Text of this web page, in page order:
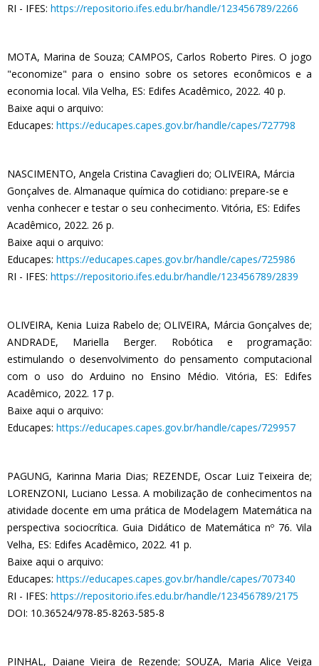
RI - IFES: https://repositorio.ifes.edu.br/handle/123456789/2266
MOTA, Marina de Souza; CAMPOS, Carlos Roberto Pires. O jogo
"economize" para o ensino sobre os setores econômicos e a
economia local. Vila Velha, ES: Edifes Acadêmico, 2022. 40 p.
Baixe aqui o arquivo:
Educapes: https://educapes.capes.gov.br/handle/capes/727798
NASCIMENTO, Angela Cristina Cavaglieri do; OLIVEIRA, Márcia
Gonçalves de. Almanaque química do cotidiano: prepare-se e
venha conhecer e testar o seu conhecimento. Vitória, ES: Edifes
Acadêmico, 2022. 26 p.
Baixe aqui o arquivo:
Educapes: https://educapes.capes.gov.br/handle/capes/725986
RI - IFES: https://repositorio.ifes.edu.br/handle/123456789/2839
OLIVEIRA, Kenia Luiza Rabelo de; OLIVEIRA, Márcia Gonçalves de;
ANDRADE, Mariella Berger. Robótica e programação:
estimulando o desenvolvimento do pensamento computacional
com o uso do Arduino no Ensino Médio. Vitória, ES: Edifes
Acadêmico, 2022. 17 p.
Baixe aqui o arquivo:
Educapes: https://educapes.capes.gov.br/handle/capes/729957
PAGUNG, Karinna Maria Dias; REZENDE, Oscar Luiz Teixeira de;
LORENZONI, Luciano Lessa. A mobilização de conhecimentos na
atividade docente em uma prática de Modelagem Matemática na
perspectiva sociocrítica. Guia Didático de Matemática nº 76. Vila
Velha, ES: Edifes Acadêmico, 2022. 41 p.
Baixe aqui o arquivo:
Educapes: https://educapes.capes.gov.br/handle/capes/707340
RI - IFES: https://repositorio.ifes.edu.br/handle/123456789/2175
DOI: 10.36524/978-85-8263-585-8
PINHAL, Daiane Vieira de Rezende; SOUZA, Maria Alice Veiga